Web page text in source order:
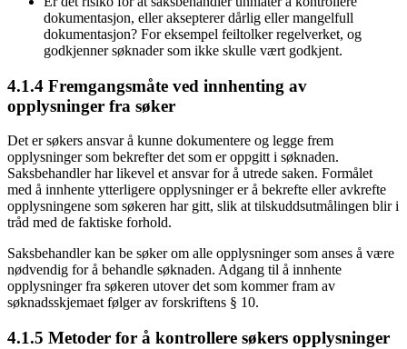
dokumentasjon, eller aksepterer dårlig eller mangelfull
dokumentasjon? For eksempel feiltolker regelverket, og
godkjenner søknader som ikke skulle vært godkjent.
4.1.4 Fremgangsmåte ved innhenting av
opplysninger fra søker
Det er søkers ansvar å kunne dokumentere og legge frem
opplysninger som bekrefter det som er oppgitt i søknaden.
Saksbehandler har likevel et ansvar for å utrede saken. Formålet
med å innhente ytterligere opplysninger er å bekrefte eller avkrefte
opplysningene som søkeren har gitt, slik at tilskuddsutmålingen blir i
tråd med de faktiske forhold.
Saksbehandler kan be søker om alle opplysninger som anses å være
nødvendig for å behandle søknaden. Adgang til å innhente
opplysninger fra søkeren utover det som kommer fram av
søknadsskjemaet følger av forskriftens § 10.
4.1.5 Metoder for å kontrollere søkers opplysninger